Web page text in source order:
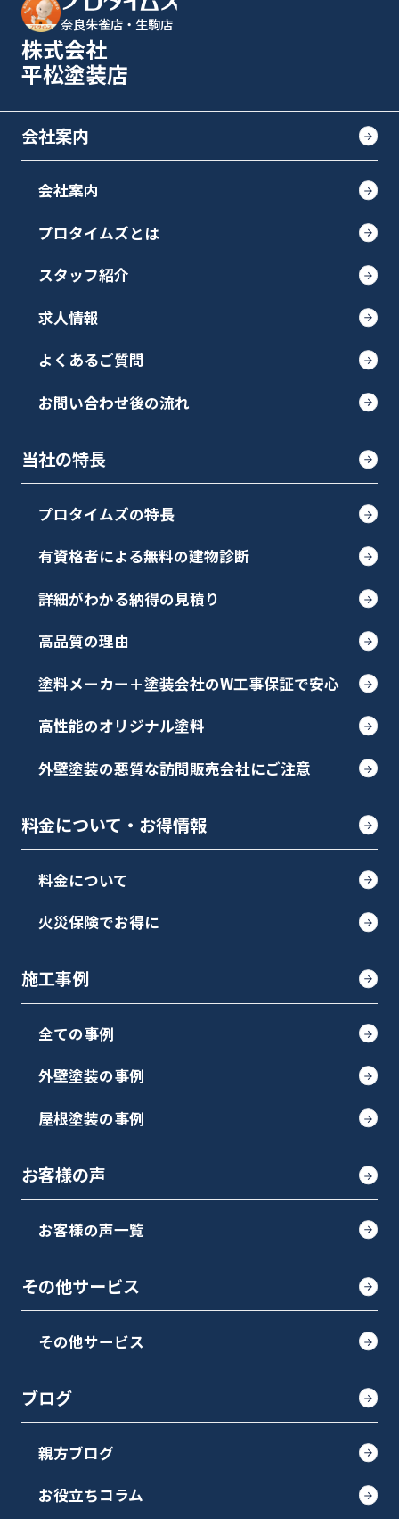
奈良朱雀店・生駒店
株式会社
平松塗装店
会社案内
会社案内
プロタイムズとは
スタッフ紹介
求人情報
よくあるご質問
お問い合わせ後の流れ
当社の特長
プロタイムズの特長
有資格者による無料の建物診断
詳細がわかる納得の見積り
高品質の理由
塗料メーカー＋塗装会社のW工事保証で安心
高性能のオリジナル塗料
外壁塗装の悪質な訪問販売会社にご注意
料金について・お得情報
料金について
火災保険でお得に
施工事例
全ての事例
外壁塗装の事例
屋根塗装の事例
お客様の声
お客様の声一覧
その他サービス
その他サービス
ブログ
親方ブログ
お役立ちコラム